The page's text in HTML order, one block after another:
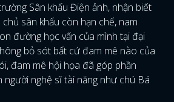
Sân khấu Điện ảnh, nhận biết
sân khấu còn hạn chế, nam
đường học vấn của mình tại đại
bỏ sót bất cứ đam mê nào của
đam mê hội họa đã góp phần
người nghệ sĩ tài năng như chú Bá